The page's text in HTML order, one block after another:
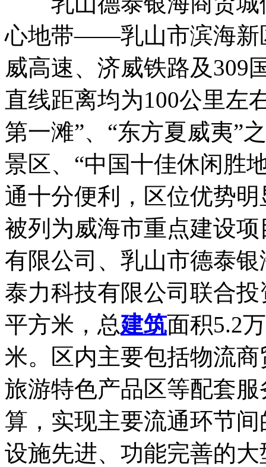
心地带——乳山市滨海新
威高速、济威铁路及309
直线距离均为100公里左
第一滩”、“东方夏威夷”
景区、“中国十佳休闲胜
通十分便利，区位优势
被列为威海市重点建设
有限公司、乳山市德泰
泰力科技有限公司联合
平方米，总建筑面积5.2
米。区内主要包括物流
旅游特色产品区等配套
算，实现主要流通环节
设施先进、功能完善的